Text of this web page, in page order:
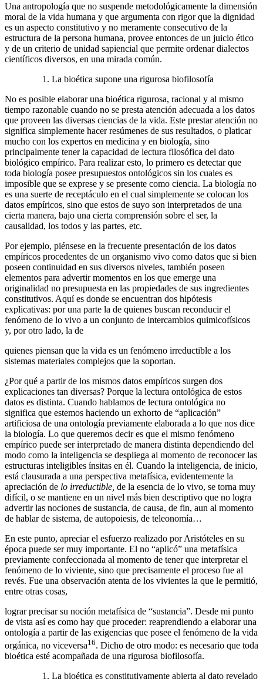
Una antropología que no suspende metodológicamente la dimensión
moral de la vida humana y que argumenta con rigor que la dignidad
es un aspecto constitutivo y no meramente consecutivo de la
estructura de la persona humana, provee entonces de un juicio ético
y de un criterio de unidad sapiencial que permite ordenar dialectos
científicos diversos, en una mirada común.
La bioética supone una rigurosa biofilosofía
No es posible elaborar una bioética rigurosa, racional y al mismo
tiempo razonable cuando no se presta atención adecuada a los datos
que proveen las diversas ciencias de la vida. Este prestar atención no
significa simplemente hacer resúmenes de sus resultados, o platicar
mucho con los expertos en medicina y en biología, sino
principalmente tener la capacidad de lectura filosófica del dato
biológico empírico. Para realizar esto, lo primero es detectar que
toda biología posee presupuestos ontológicos sin los cuales es
imposible que se exprese y se presente como ciencia. La biología no
es una suerte de receptáculo en el cual simplemente se colocan los
datos empíricos, sino que estos de suyo son interpretados de una
cierta manera, bajo una cierta comprensión sobre el ser, la
causalidad, los todos y las partes, etc.
Por ejemplo, piénsese en la frecuente presentación de los datos
empíricos procedentes de un organismo vivo como datos que si bien
poseen continuidad en sus diversos niveles, también poseen
elementos para advertir momentos en los que emerge una
originalidad no presupuesta en las propiedades de sus ingredientes
constitutivos. Aquí es donde se encuentran dos hipótesis
explicativas: por una parte la de quienes buscan reconducir el
fenómeno de lo vivo a un conjunto de intercambios quimicofísicos
y, por otro lado, la de
quienes piensan que la vida es un fenómeno irreductible a los
sistemas materiales complejos que la soportan.
¿Por qué a partir de los mismos datos empíricos surgen dos
explicaciones tan diversas? Porque la lectura ontológica de estos
datos es distinta. Cuando hablamos de lectura ontológica no
significa que estemos haciendo un exhorto de “aplicación”
artificiosa de una ontología previamente elaborada a lo que nos dice
la biología. Lo que queremos decir es que el mismo fenómeno
empírico puede ser interpretado de manera distinta dependiendo del
modo como la inteligencia se despliega al momento de reconocer las
estructuras inteligibles ínsitas en él. Cuando la inteligencia, de inicio,
está clausurada a una perspectiva metafísica, evidentemente la
apreciación de lo irreductible, de la esencia de lo vivo, se torna muy
difícil, o se mantiene en un nivel más bien descriptivo que no logra
advertir las nociones de sustancia, de causa, de fin, aun al momento
de hablar de sistema, de autopoiesis, de teleonomía…
En este punto, apreciar el esfuerzo realizado por Aristóteles en su
época puede ser muy importante. El no “aplicó” una metafísica
previamente confeccionada al momento de tener que interpretar el
fenómeno de lo viviente, sino que precisamente el proceso fue al
revés. Fue una observación atenta de los vivientes la que le permitió,
entre otras cosas,
lograr precisar su noción metafísica de “sustancia”. Desde mi punto
de vista así es como hay que proceder: reaprendiendo a elaborar una
ontología a partir de las exigencias que posee el fenómeno de la vida
orgánica, no viceversa16. Dicho de otro modo: es necesario que toda
bioética esté acompañada de una rigurosa biofilosofía.
La bioética es constitutivamente abierta al dato revelado